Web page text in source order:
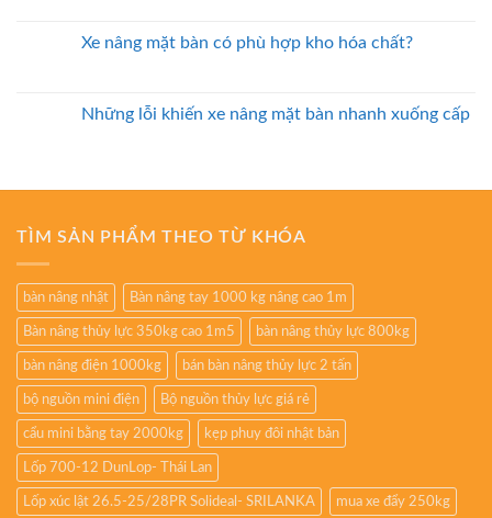
Xe nâng mặt bàn có phù hợp kho hóa chất?
Những lỗi khiến xe nâng mặt bàn nhanh xuống cấp
TÌM SẢN PHẨM THEO TỪ KHÓA
bàn nâng nhật Bàn nâng tay 1000 kg nâng cao 1m
Bàn nâng thủy lực 350kg cao 1m5 bàn nâng thủy lực 800kg
bàn nâng điện 1000kg bán bàn nâng thủy lực 2 tấn
bộ nguồn mini điện Bộ nguồn thủy lực giá rẻ
cẩu mini bằng tay 2000kg kẹp phuy đôi nhật bản
Lốp 700-12 DunLop- Thái Lan
Lốp xúc lật 26.5-25/28PR Solideal- SRILANKA mua xe đẩy 250kg